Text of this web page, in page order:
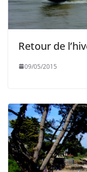
Retour de
09/05/2015